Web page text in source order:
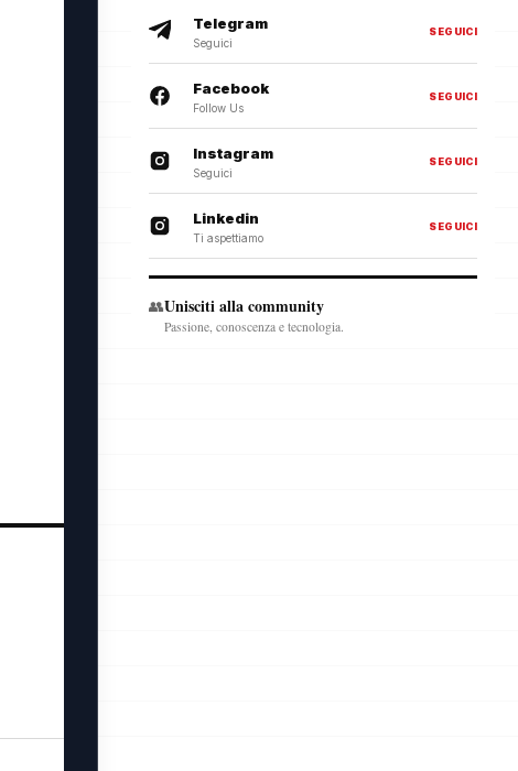
Telegram
Seguici
SEGUICI
Facebook
Follow Us
SEGUICI
Instagram
Seguici
SEGUICI
Linkedin
Ti aspettiamo
SEGUICI
👥Unisciti alla community
Passione, conoscenza e tecnologia.